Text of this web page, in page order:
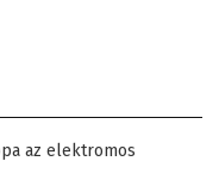
az elektromos